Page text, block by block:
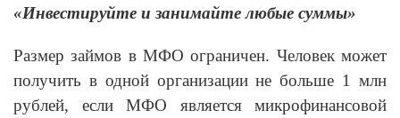
«Инвестируйте и занимайте любые суммы»
Размер займов в МФО ограничен. Человек может
получить в одной организации не больше 1 млн
рублей, если МФО является микрофинансовой